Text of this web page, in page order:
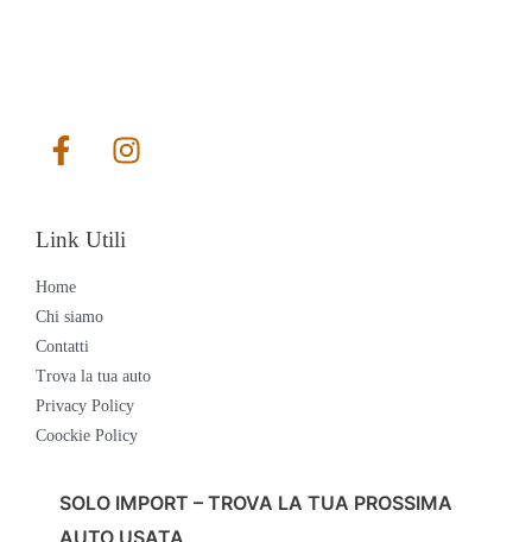
Link Utili
Home
Chi siamo
Contatti
Trova la tua auto
Privacy Policy
Coockie Policy
SOLO IMPORT – TROVA LA TUA PROSSIMA